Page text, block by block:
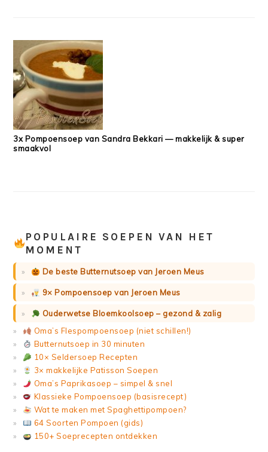
3x Pompoensoep van Sandra Bekkari — makkelijk & super
smaakvol
POPULAIRE SOEPEN VAN HET
MOMENT
De beste Butternutsoep van Jeroen Meus
9× Pompoensoep van Jeroen Meus
Ouderwetse Bloemkoolsoep – gezond & zalig
Oma’s Flespompoensoep (niet schillen!)
Butternutsoep in 30 minuten
10× Seldersoep Recepten
3× makkelijke Patisson Soepen
Oma’s Paprikasoep – simpel & snel
Klassieke Pompoensoep (basisrecept)
Wat te maken met Spaghettipompoen?
64 Soorten Pompoen (gids)
150+ Soeprecepten ontdekken